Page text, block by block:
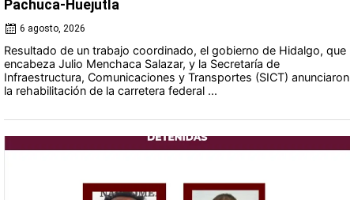
Pachuca-Huejutla
6 agosto, 2026
Resultado de un trabajo coordinado, el gobierno de Hidalgo, que
encabeza Julio Menchaca Salazar, y la Secretaría de
Infraestructura, Comunicaciones y Transportes (SICT) anunciaron
la rehabilitación de la carretera federal ...